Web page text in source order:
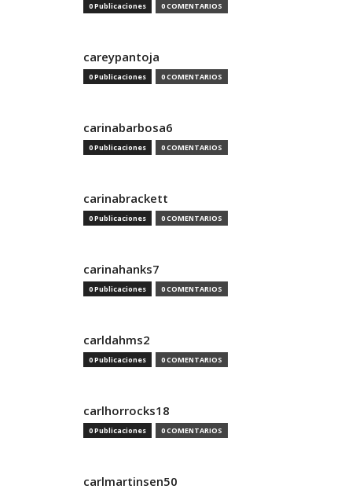
0 Publicaciones 0 COMENTARIOS
careypantoja
0 Publicaciones 0 COMENTARIOS
carinabarbosa6
0 Publicaciones 0 COMENTARIOS
carinabrackett
0 Publicaciones 0 COMENTARIOS
carinahanks7
0 Publicaciones 0 COMENTARIOS
carldahms2
0 Publicaciones 0 COMENTARIOS
carlhorrocks18
0 Publicaciones 0 COMENTARIOS
carlmartinsen50